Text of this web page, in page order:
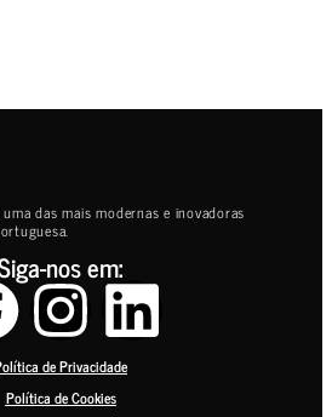
das mais modernas e inovadoras
nos em:
de Privacidade
Política de Cookies